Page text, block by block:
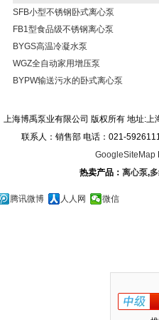
SFB小型不锈钢卧式离心泵
FB1型食品级不锈钢离心泵
BYGS高温冷凝水泵
WGZ全自动家用增压泵
BYPW输送污水的卧式离心泵
上海博禹泵业有限公司 版权所有 地址:
联系人：销售部 电话：021-
GoogleSiteMap
热卖产品： 离心泵,
腾讯微博 人人网 微信